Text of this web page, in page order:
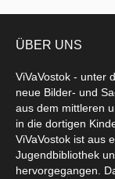
ÜBER UNS
ViVaVostok - unter
neue Bilder- und
aus dem mittleren
in die dortigen
ViVaVostok ist aus
Jugendbibliothek
hervorgegangen.